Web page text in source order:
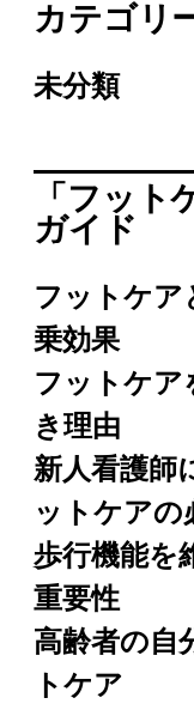
カテゴリ
未分類
「フット
ガイド
フットケア
乗効果
フットケア
き理由
新人看護師
ットケアの
歩行機能を
重要性
高齢者の自
トケア